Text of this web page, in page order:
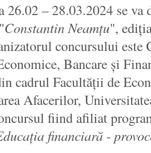
26.02 – 28.03.2024 se va
Constantin Neamțu",
concursului este
Bancare și
cadrul Facultății de
Afacerilor,
fiind afiliat
financiară -